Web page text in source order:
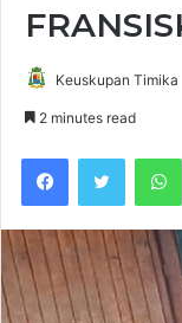
Keuskupan Timika
2 minutes read